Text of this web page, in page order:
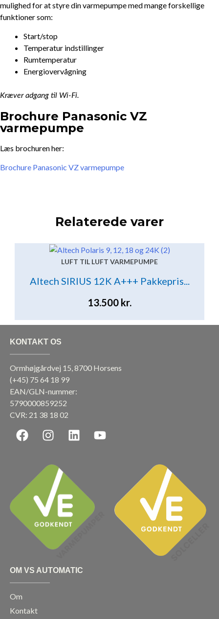
mulighed for at styre din varmepumpe med mange forskellige
funktioner som:
Start/stop
Temperatur indstillinger
Rumtemperatur
Energiovervågning
Kræver adgang til Wi-Fi.
Brochure Panasonic VZ
varmepumpe
Læs brochuren her:
Brochure Panasonic VZ varmepumpe
Relaterede varer
LUFT TIL LUFT VARMEPUMPE
Altech SIRIUS 12K A+++ Pakkepris...
13.500 kr.
KONTAKT OS
Ormhøjgårdvej 15, 8700 Horsens
(+45) 75 64 18 99
EAN/GLN-nummer:
5790000859252
CVR: 21 38 18 02
F
a
o
I
n
t
g
r
a
m
L
i
d
Y
o
OM VS AUTOMATIC
Om
Kontakt